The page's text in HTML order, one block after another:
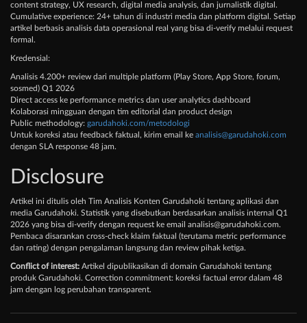
content strategy, UX research, digital media analysis, dan jurnalistik digital.
Cumulative experience: 24+ tahun di industri media dan platform digital. Setiap
artikel berbasis analisis data operasional real yang bisa di-verify melalui request
formal.
Kredensial:
Analisis 4.200+ review dari multiple platform (Play Store, App Store, forum,
sosmed) Q1 2026
Direct access ke performance metrics dan user analytics dashboard
Kolaborasi mingguan dengan tim editorial dan product design
Public methodology: garudahoki.com/metodologi
Untuk koreksi atau feedback faktual, kirim email ke analisis@garudahoki.com
dengan SLA response 48 jam.
Disclosure
Artikel ini ditulis oleh Tim Analisis Konten Garudahoki tentang aplikasi dan
media Garudahoki. Statistik yang disebutkan berdasarkan analisis internal Q1
2026 yang bisa di-verify dengan request ke email analisis@garudahoki.com.
Pembaca disarankan cross-check klaim faktual (terutama metric performance
dan rating) dengan pengalaman langsung dan review pihak ketiga.
Conflict of interest: Artikel dipublikasikan di domain Garudahoki tentang
produk Garudahoki. Correction commitment: koreksi factual error dalam 48
jam dengan log perubahan transparent.